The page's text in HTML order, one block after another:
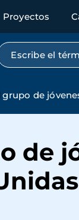
Proyectos
Búsqueda
de
de